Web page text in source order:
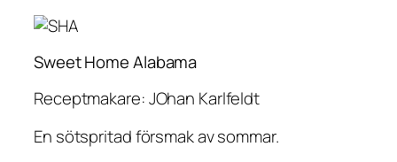
Sweet Home Alabama
Receptmakare: JOhan Karlfeldt
En sötspritad försmak av sommar.